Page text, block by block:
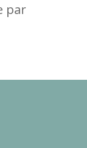
par